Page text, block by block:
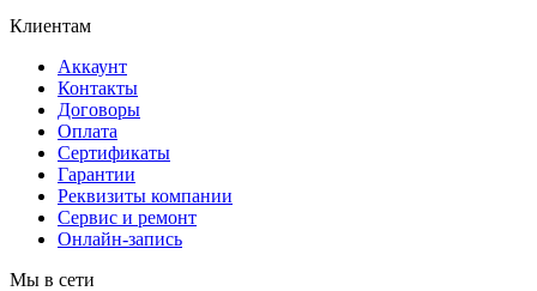
Клиентам
Аккаунт
Контакты
Договоры
Оплата
Сертификаты
Гарантии
Реквизиты компании
Сервис и ремонт
Онлайн-запись
Мы в сети